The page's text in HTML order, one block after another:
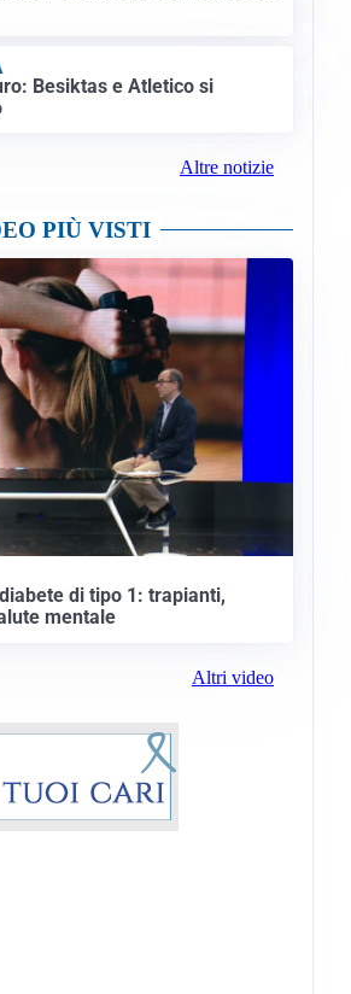
Besiktas e Atletico si
Altre notizie
PIÙ VISTI
di tipo 1: trapianti,
mentale
Altri video